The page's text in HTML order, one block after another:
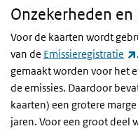
Onzekerheden
Voor de kaarten wordt
van de Emissieregistratie
gemaakt worden voor het
de emissies. Daardoor
kaarten) een grotere
jaren. Voor een groot deel